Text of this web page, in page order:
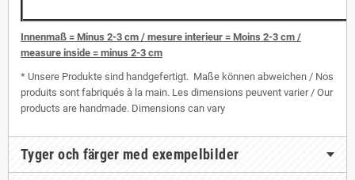
Innenmaß = Minus 2-3 cm / mesure interieur = Moins 2-3 cm /
measure inside = minus 2-3 cm
* Unsere Produkte sind handgefertigt. Maße können abweichen / Nos
produits sont fabriqués à la main. Les dimensions peuvent varier / Our
products are handmade. Dimensions can vary
Tyger och färger med exempelbilder